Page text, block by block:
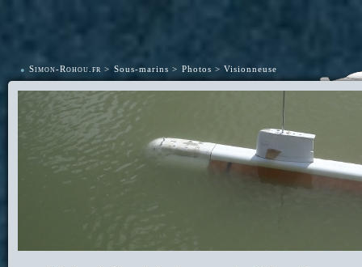
• Simon-Rohou.fr Sous-marins Photos Visionneuse